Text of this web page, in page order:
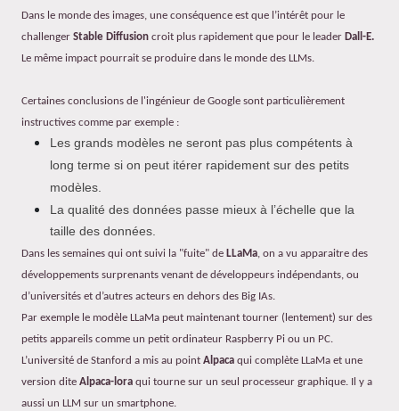
Dans le monde des images, une conséquence est que l’intérêt pour le
challenger Stable Diffusion croit plus rapidement que pour le leader Dall-E.
Le même impact pourrait se produire dans le monde des LLMs.
Certaines conclusions de l'ingénieur de Google sont particulièrement
instructives comme par exemple :
Les grands modèles ne seront pas plus compétents à
long terme si on peut itérer rapidement sur des petits
modèles.
La qualité des données passe mieux à l’échelle que la
taille des données.
Dans les semaines qui ont suivi la "fuite" de LLaMa, on a vu apparaitre des
développements surprenants venant de développeurs indépendants, ou
d’universités et d’autres acteurs en dehors des Big IAs.
Par exemple le modèle LLaMa peut maintenant tourner (lentement) sur des
petits appareils comme un petit ordinateur Raspberry Pi ou un PC.
L’université de Stanford a mis au point Alpaca qui complète LLaMa et une
version dite Alpaca-lora qui tourne sur un seul processeur graphique. Il y a
aussi un LLM sur un smartphone.